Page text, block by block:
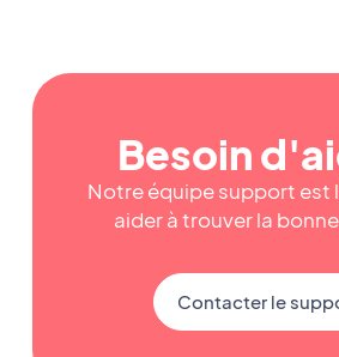
Besoin
Notre équipe support est
aider à trouver la
Contacter le